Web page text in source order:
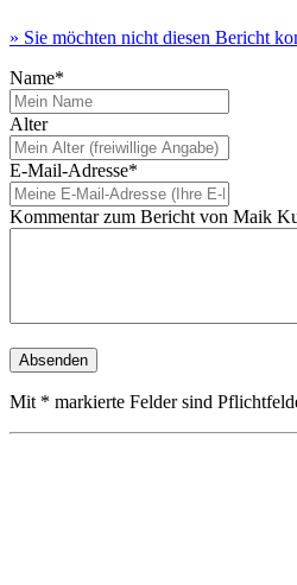
» Sie möchten nicht diesen Bericht
Name*
Alter
E-Mail-Adresse*
Kommentar zum Bericht von Maik
Mit * markierte Felder sind